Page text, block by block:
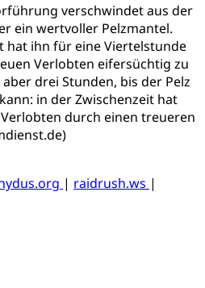
verschwindet aus der
ein wertvoller Pelzmantel.
hat ihn für eine Viertelstunde
Verlobten eifersüchtig zu
drei Stunden, bis der Pelz
in der Zwischenzeit hat
durch einen treueren
| raidrush.ws |